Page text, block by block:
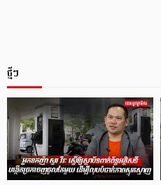
ថ្មីៗ